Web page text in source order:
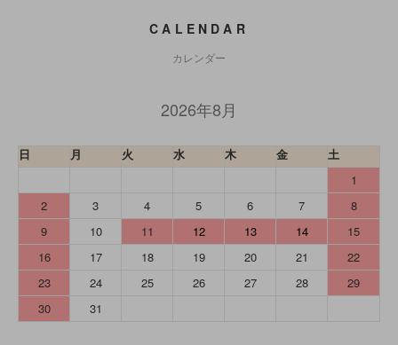
CALENDAR
カレンダー
2026年8月
日 月 火 水 木 金
土
1
2
3 4 5 6 7
8
9
10 11 12 13 14
15
16
17 18 19 20 21
22
23
24 25 26 27 28
29
30
31